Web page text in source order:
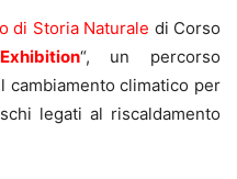
di Storia Naturale di Corso
“, un percorso
cambiamento climatico per
legati al riscaldamento